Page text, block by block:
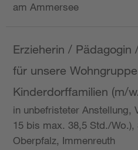
am Ammersee
Erzieherin / Pädagogin
für unsere
Kinderdorffamilien (m/
in unbefristeter Anstellung,
15 bis max. 38,5 Std./
Oberpfalz, Immenreuth